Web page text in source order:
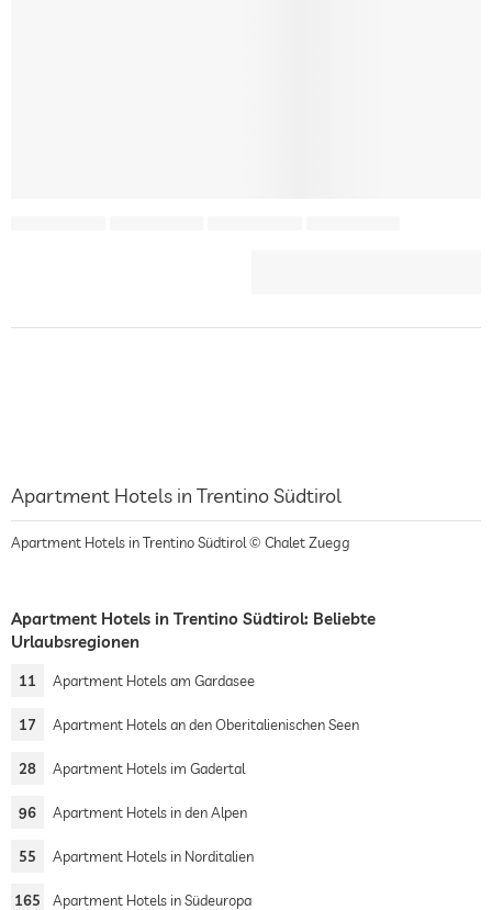
Apartment Hotels in Trentino Südtirol
Apartment Hotels in Trentino Südtirol © Chalet Zuegg
Apartment Hotels in Trentino Südtirol: Beliebte
Urlaubsregionen
11 Apartment Hotels am Gardasee
17 Apartment Hotels an den Oberitalienischen Seen
28 Apartment Hotels im Gadertal
96 Apartment Hotels in den Alpen
55 Apartment Hotels in Norditalien
165 Apartment Hotels in Südeuropa